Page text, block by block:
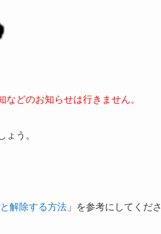
どのお知らせは行きません。
ょう。
解除する方法 」を参考にしてくださ